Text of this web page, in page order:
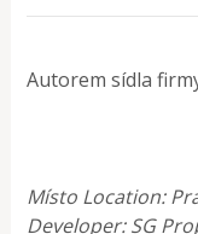
Autorem sídla
Místo Location:
Developer: SG